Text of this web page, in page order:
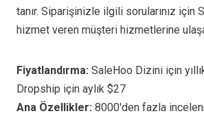
tanır. Siparişinizle ilgili sorularınız için
hizmet veren müşteri hizmetlerine
Fiyatlandırma: SaleHoo Dizini için
Dropship için aylık $27
Ana Özellikler: 8000'den fazla